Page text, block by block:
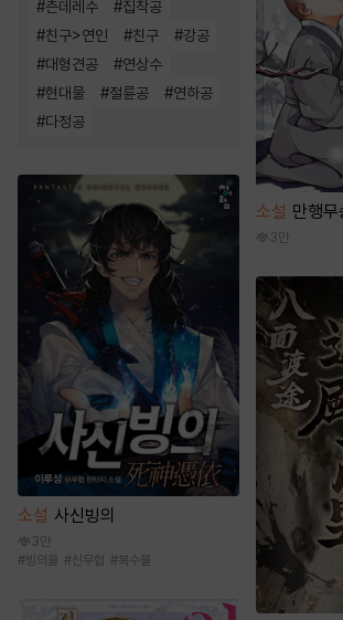
#츤데레수 #집착공
#친구>연인 #친구 #강공
#대형견공 #연상수
#현대물 #절륜공 #연하공
#다정공
소설 사신빙의
3만
#빙의물 #신무협 #복수물
소설 만행무
3만